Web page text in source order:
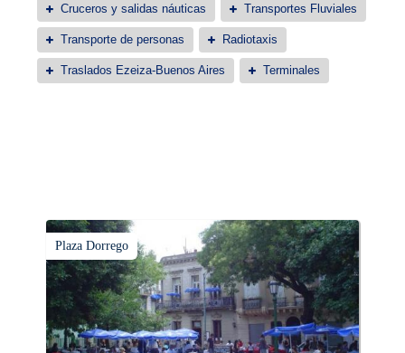
Cruceros y salidas náuticas Transportes Fluviales
Transporte de personas Radiotaxis
Traslados Ezeiza-Buenos Aires Terminales
Plaza Dorrego